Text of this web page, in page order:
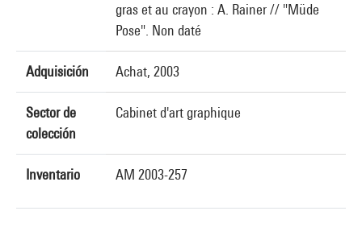
gras et au crayon : A. Rainer // "Müde
Pose". Non daté
Adquisición Achat, 2003
Sector de
colección
Cabinet d'art graphique
Inventario AM 2003-257